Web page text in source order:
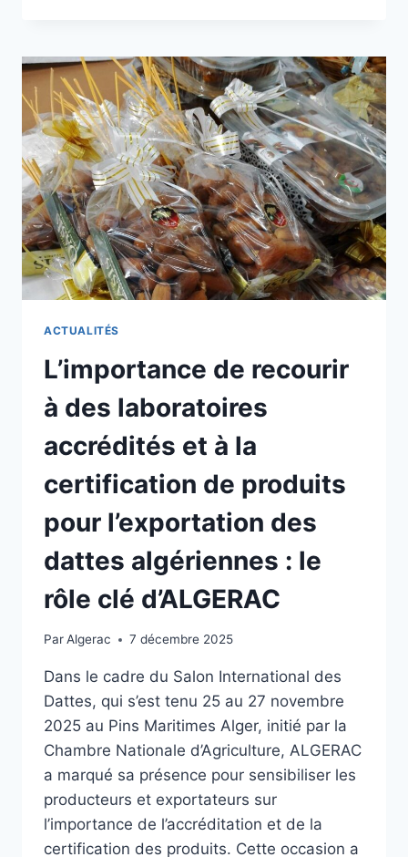
ACTUALITÉS
L’importance de recourir
à des laboratoires
accrédités et à la
certification de produits
pour l’exportation des
dattes algériennes : le
rôle clé d’ALGERAC
ParAlgerac 7 décembre 2025
Dans le cadre du Salon International des
Dattes, qui s’est tenu 25 au 27 novembre
2025 au Pins Maritimes Alger, initié par la
Chambre Nationale d’Agriculture, ALGERAC
a marqué sa présence pour sensibiliser les
producteurs et exportateurs sur
l’importance de l’accréditation et de la
certification des produits. Cette occasion a